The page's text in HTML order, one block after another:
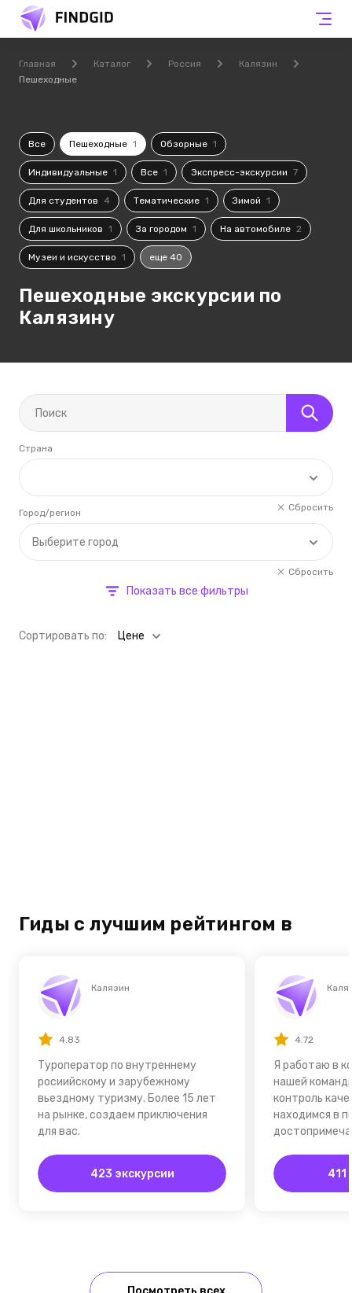
Главная Каталог Россия
Калязин
Пешеходные
Все Пешеходные 1 Обзорные 1
Индивидуальные 1 Все 1 Экспресс-экскурсии 7
Для студентов 4 Тематические 1 Зимой 1
Для школьников 1 За городом 1 На автомобиле 2
Музеи и искусство 1 еще 40
Пешеходные экскурсии по
Калязину
Страна
Сбросить
Выберите город
Город/регион
Сбросить
Показать все фильтры
Cортировать по: Цене
Гиды с лучшим рейтингом в
Калязин
4.83
Туроператор по внутреннему
росиийскому и зарубежному
вьездному туризму. Более 15 лет
на рынке, создаем приключения
для вас.
423 экскурсии
4.72
Я работаю в
нашей
контроль
находимся в
411